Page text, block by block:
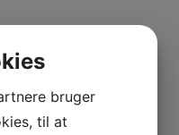
bruger
til at